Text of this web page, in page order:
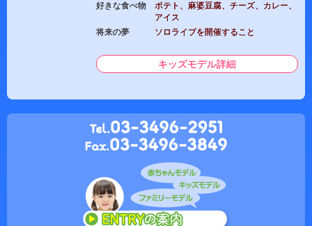
好きな食べ物
ポテト、麻婆豆腐、チーズ、カレー、
アイス
将来の夢
ソロライブを開催すること
キッズモデル詳細